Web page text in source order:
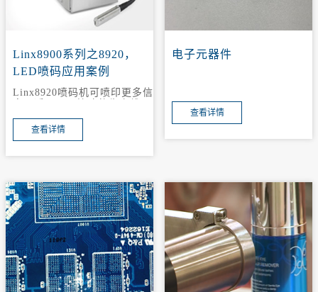
Linx8900系列之8920，
LED喷码应用案例
Linx8920喷码机可喷印更多信
息喷印，包括二维码，单行喷
码速度快6.25m/s。
查看详情
电子元器件
查看详情